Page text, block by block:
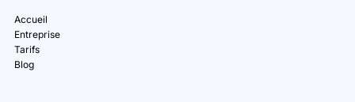
Accueil
Entreprise
Tarifs
Blog